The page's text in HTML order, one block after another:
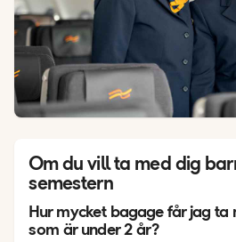
Om du vill ta med dig
semestern
Hur mycket bagage får jag
som är under 2 år?